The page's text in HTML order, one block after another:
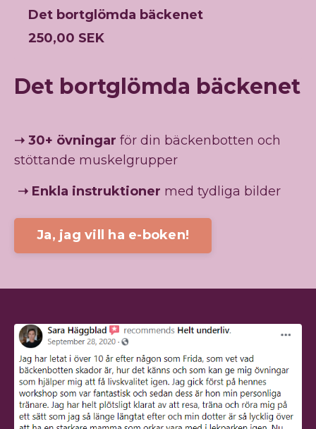
Det bortglömda bäckenet
250,00 SEK
Det bortglömda bäckenet
➝ 30+ övningar för din bäckenbotten och
stöttande muskelgrupper
➝ Enkla instruktioner med tydliga bilder
Ja, jag vill ha e-boken!